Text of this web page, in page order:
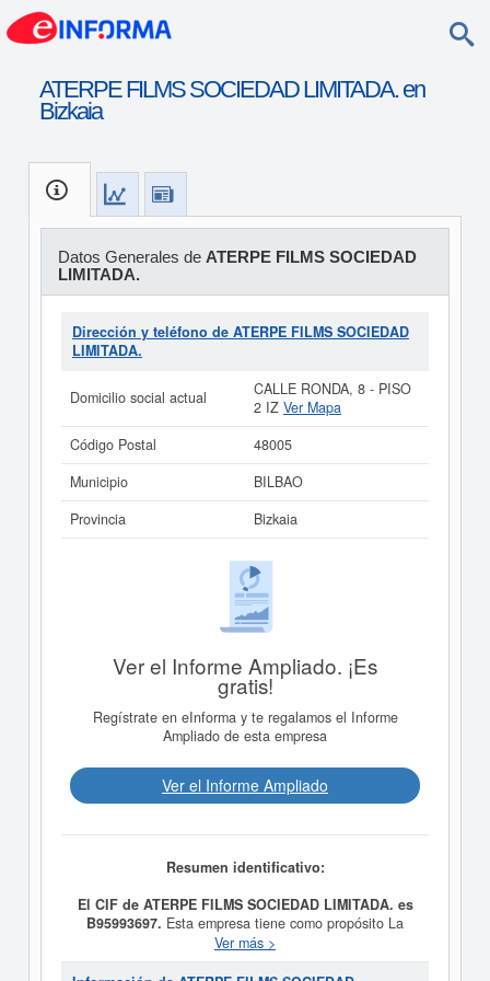
ATERPE FILMS SOCIEDAD LIMITADA. en
Bizkaia
Datos Generales de ATERPE FILMS SOCIEDAD
LIMITADA.
Dirección y teléfono de ATERPE FILMS SOCIEDAD
LIMITADA.
Domicilio social actual
CALLE RONDA, 8 - PISO
2 IZ Ver Mapa
Código Postal
48005
Municipio
BILBAO
Provincia
Bizkaia
Ver el Informe Ampliado. ¡Es
gratis!
Regístrate en eInforma y te regalamos el Informe
Ampliado de esta empresa
Ver el Informe Ampliado
Resumen identificativo:
El CIF de ATERPE FILMS SOCIEDAD LIMITADA. es
B95993697. Esta empresa tiene como propósito La
producción y comercialización audiovisual en cualquier
formato y fue creada el día 02/06/2020. La categoría
Ver más >